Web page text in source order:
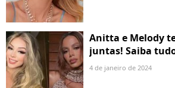
Anitta e Melody
juntas! Saiba
4 de janeiro de 2024